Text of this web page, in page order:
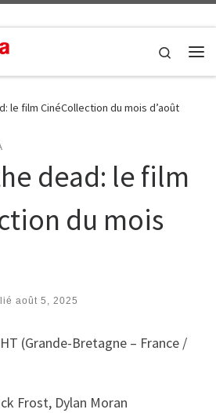
Search
le film CinéCollection du mois d’août
dead: le film
du mois
août 5, 2025
(Grande-Bretagne – France /
Frost, Dylan Moran